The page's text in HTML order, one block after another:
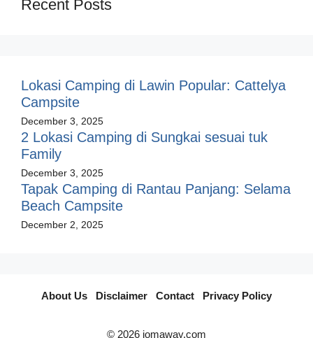
Recent Posts
Lokasi Camping di Lawin Popular: Cattelya
Campsite
December 3, 2025
2 Lokasi Camping di Sungkai sesuai tuk
Family
December 3, 2025
Tapak Camping di Rantau Panjang: Selama
Beach Campsite
December 2, 2025
About Us Disclaimer Contact Privacy Policy
© 2026 jomaway.com